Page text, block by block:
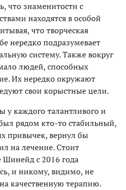
что знаменитости с
находятся в особой
что творческая
нередко подразумевает
систему. Также вокруг
людей, способных
Их нередко окружают
свои корыстные цели.
каждого талантливого и
рядом кто-то стабильный,
привычек, вернул бы
на лечение. Стоит
Шинейд с 2016 года
и никому, видимо, не
качественную терапию.